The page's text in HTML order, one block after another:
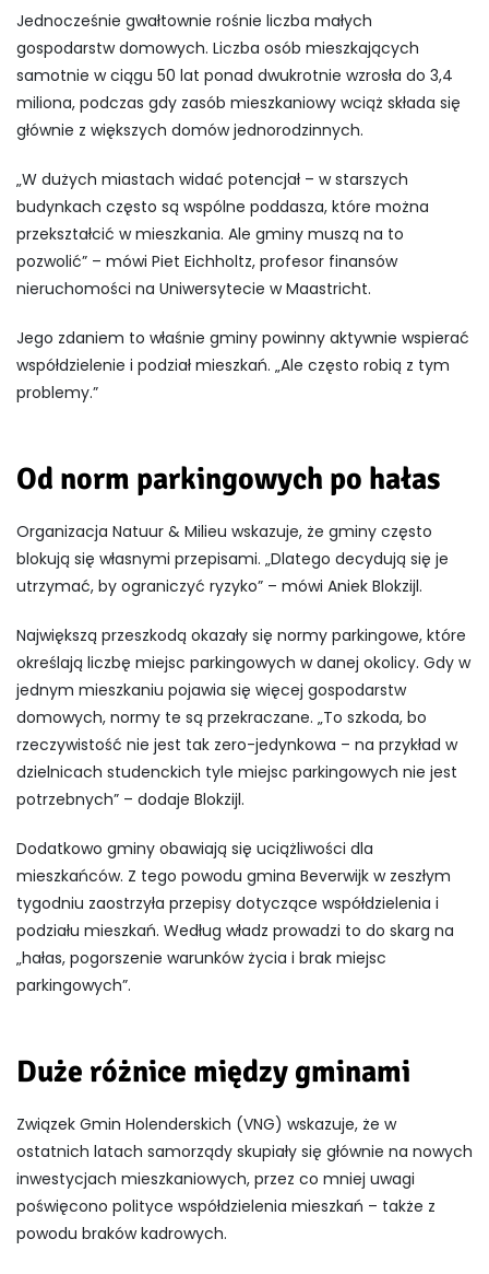
Jednocześnie gwałtownie rośnie liczba małych
gospodarstw domowych. Liczba osób mieszkających
samotnie w ciągu 50 lat ponad dwukrotnie wzrosła do 3,4
miliona, podczas gdy zasób mieszkaniowy wciąż składa się
głównie z większych domów jednorodzinnych.
„W dużych miastach widać potencjał – w starszych
budynkach często są wspólne poddasza, które można
przekształcić w mieszkania. Ale gminy muszą na to
pozwolić” – mówi Piet Eichholtz, profesor finansów
nieruchomości na Uniwersytecie w Maastricht.
Jego zdaniem to właśnie gminy powinny aktywnie wspierać
współdzielenie i podział mieszkań. „Ale często robią z tym
problemy.”
Od norm parkingowych po hałas
Organizacja Natuur & Milieu wskazuje, że gminy często
blokują się własnymi przepisami. „Dlatego decydują się je
utrzymać, by ograniczyć ryzyko” – mówi Aniek Blokzijl.
Największą przeszkodą okazały się normy parkingowe, które
określają liczbę miejsc parkingowych w danej okolicy. Gdy w
jednym mieszkaniu pojawia się więcej gospodarstw
domowych, normy te są przekraczane. „To szkoda, bo
rzeczywistość nie jest tak zero-jedynkowa – na przykład w
dzielnicach studenckich tyle miejsc parkingowych nie jest
potrzebnych” – dodaje Blokzijl.
Dodatkowo gminy obawiają się uciążliwości dla
mieszkańców. Z tego powodu gmina Beverwijk w zeszłym
tygodniu zaostrzyła przepisy dotyczące współdzielenia i
podziału mieszkań. Według władz prowadzi to do skarg na
„hałas, pogorszenie warunków życia i brak miejsc
parkingowych”.
Duże różnice między gminami
Związek Gmin Holenderskich (VNG) wskazuje, że w
ostatnich latach samorządy skupiały się głównie na nowych
inwestycjach mieszkaniowych, przez co mniej uwagi
poświęcono polityce współdzielenia mieszkań – także z
powodu braków kadrowych.